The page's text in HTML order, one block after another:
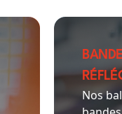
Nos